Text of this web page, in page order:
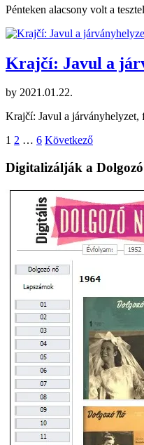
Pénteken alacsony volt a
Krajčí: Javul a
by 2021.01.22.
Krajčí: Javul a
Bejegyzések
lapozása
1 2 … 6 Következő
Digitalizálják a